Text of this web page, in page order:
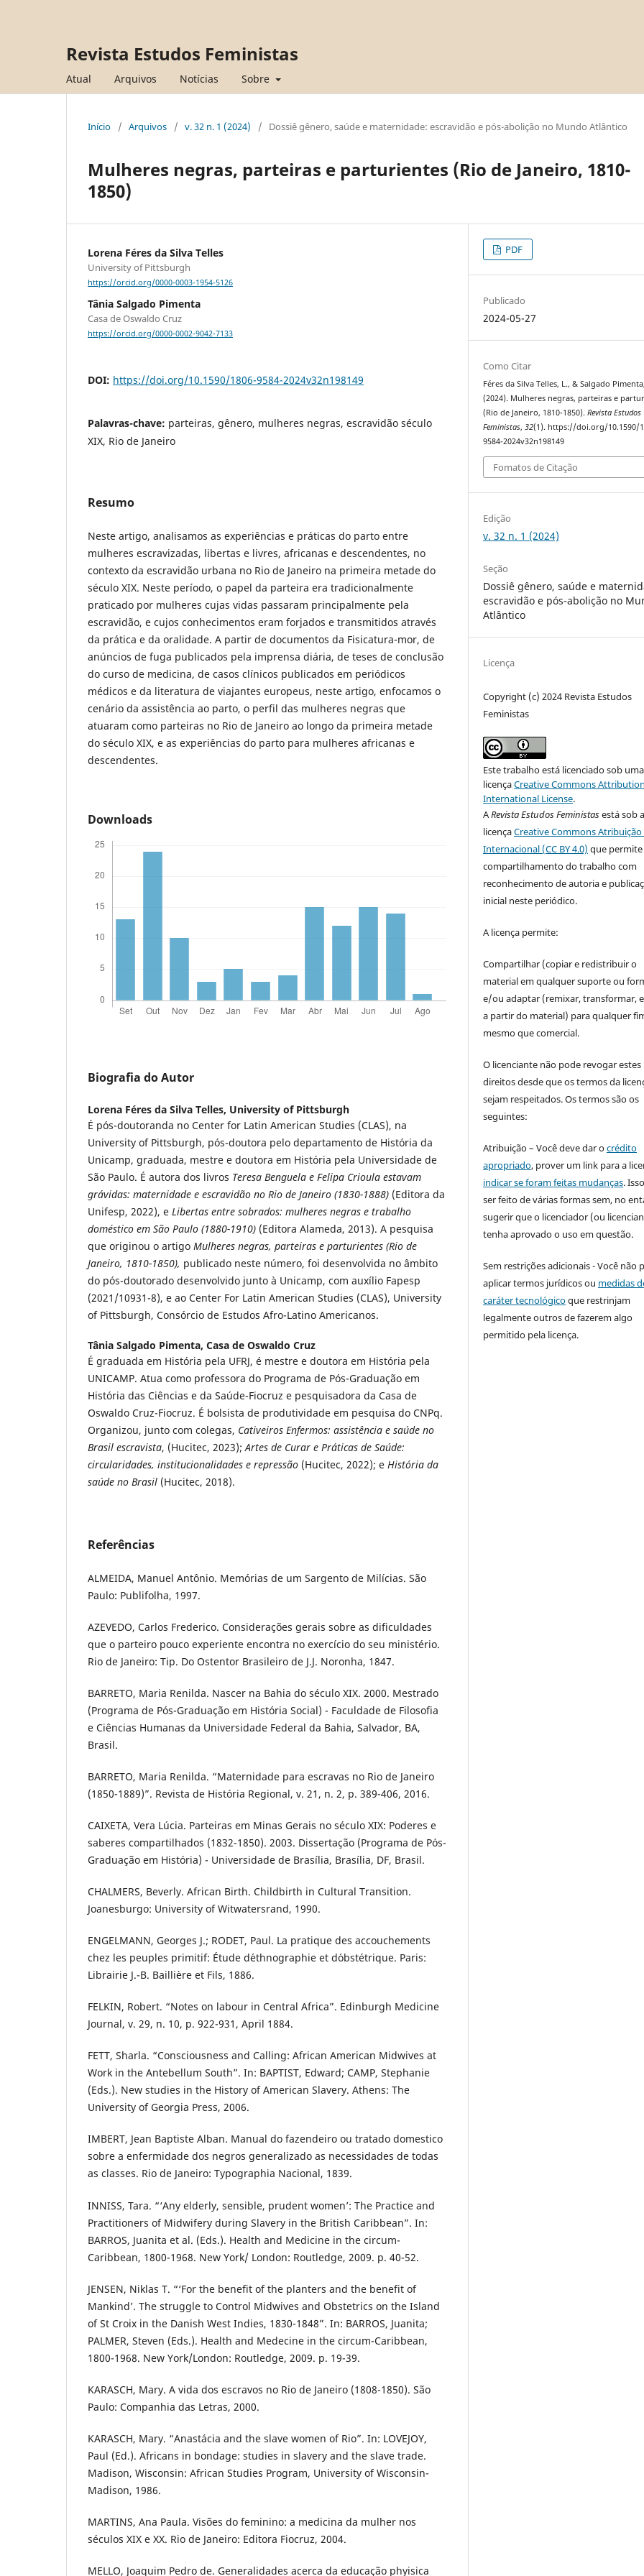
Revista Estudos Feministas
Atual Arquivos Notícias Sobre
Início / Arquivos / v. 32 n. 1 (2024) / Dossiê gênero, saúde e maternidade: escravidão e pós-abolição no Mundo Atlântico
Mulheres negras, parteiras e parturientes (Rio de Janeiro, 1810-
1850)
Lorena Féres da Silva Telles
University of Pittsburgh
https://orcid.org/0000-0003-1954-5126
Tânia Salgado Pimenta
Casa de Oswaldo Cruz
https://orcid.org/0000-0002-9042-7133
DOI: https://doi.org/10.1590/1806-9584-2024v32n198149
Palavras-chave: parteiras, gênero, mulheres negras, escravidão século
XIX, Rio de Janeiro
Resumo
Neste artigo, analisamos as experiências e práticas do parto entre
mulheres escravizadas, libertas e livres, africanas e descendentes, no
contexto da escravidão urbana no Rio de Janeiro na primeira metade do
século XIX. Neste período, o papel da parteira era tradicionalmente
praticado por mulheres cujas vidas passaram principalmente pela
escravidão, e cujos conhecimentos eram forjados e transmitidos através
da prática e da oralidade. A partir de documentos da Fisicatura-mor, de
anúncios de fuga publicados pela imprensa diária, de teses de conclusão
do curso de medicina, de casos clínicos publicados em periódicos
médicos e da literatura de viajantes europeus, neste artigo, enfocamos o
cenário da assistência ao parto, o perfil das mulheres negras que
atuaram como parteiras no Rio de Janeiro ao longo da primeira metade
do século XIX, e as experiências do parto para mulheres africanas e
descendentes.
Downloads
Biografia do Autor
Lorena Féres da Silva Telles, University of Pittsburgh
É pós-doutoranda no Center for Latin American Studies (CLAS), na
University of Pittsburgh, pós-doutora pelo departamento de História da
Unicamp, graduada, mestre e doutora em História pela Universidade de
São Paulo. É autora dos livros Teresa Benguela e Felipa Crioula estavam
grávidas: maternidade e escravidão no Rio de Janeiro (1830-1888) (Editora da
Unifesp, 2022), e Libertas entre sobrados: mulheres negras e trabalho
doméstico em São Paulo (1880-1910) (Editora Alameda, 2013). A pesquisa
que originou o artigo Mulheres negras, parteiras e parturientes (Rio de
Janeiro, 1810-1850), publicado neste número, foi desenvolvida no âmbito
do pós-doutorado desenvolvido junto à Unicamp, com auxílio Fapesp
(2021/10931-8), e ao Center For Latin American Studies (CLAS), University
of Pittsburgh, Consórcio de Estudos Afro-Latino Americanos.
Tânia Salgado Pimenta, Casa de Oswaldo Cruz
É graduada em História pela UFRJ, é mestre e doutora em História pela
UNICAMP. Atua como professora do Programa de Pós-Graduação em
História das Ciências e da Saúde-Fiocruz e pesquisadora da Casa de
Oswaldo Cruz-Fiocruz. É bolsista de produtividade em pesquisa do CNPq.
Organizou, junto com colegas, Cativeiros Enfermos: assistência e saúde no
Brasil escravista, (Hucitec, 2023);Artes de Curar e Práticas de Saúde:
circularidades, institucionalidades e repressão (Hucitec, 2022); e História da
saúde no Brasil (Hucitec, 2018).
Referências
ALMEIDA, Manuel Antônio. Memórias de um Sargento de Milícias. São
Paulo: Publifolha, 1997.
AZEVEDO, Carlos Frederico. Considerações gerais sobre as dificuldades
que o parteiro pouco experiente encontra no exercício do seu ministério.
Rio de Janeiro: Tip. Do Ostentor Brasileiro de J.J. Noronha, 1847.
BARRETO, Maria Renilda. Nascer na Bahia do século XIX. 2000. Mestrado
(Programa de Pós-Graduação em História Social) - Faculdade de Filosofia
e Ciências Humanas da Universidade Federal da Bahia, Salvador, BA,
Brasil.
BARRETO, Maria Renilda. “Maternidade para escravas no Rio de Janeiro
(1850-1889)”. Revista de História Regional, v. 21, n. 2, p. 389-406, 2016.
CAIXETA, Vera Lúcia. Parteiras em Minas Gerais no século XIX: Poderes e
saberes compartilhados (1832-1850). 2003. Dissertação (Programa de Pós-
Graduação em História) - Universidade de Brasília, Brasília, DF, Brasil.
CHALMERS, Beverly. African Birth. Childbirth in Cultural Transition.
Joanesburgo: University of Witwatersrand, 1990.
ENGELMANN, Georges J.; RODET, Paul. La pratique des accouchements
chez les peuples primitif: Étude d´ethnographie et d´obstétrique. Paris:
Librairie J.-B. Baillière et Fils, 1886.
FELKIN, Robert. “Notes on labour in Central Africa”. Edinburgh Medicine
Journal, v. 29, n. 10, p. 922-931, April 1884.
FETT, Sharla. “Consciousness and Calling: African American Midwives at
Work in the Antebellum South”. In: BAPTIST, Edward; CAMP, Stephanie
(Eds.). New studies in the History of American Slavery. Athens: The
University of Georgia Press, 2006.
IMBERT, Jean Baptiste Alban. Manual do fazendeiro ou tratado domestico
sobre a enfermidade dos negros generalizado as necessidades de todas
as classes. Rio de Janeiro: Typographia Nacional, 1839.
INNISS, Tara. “‘Any elderly, sensible, prudent women’: The Practice and
Practitioners of Midwifery during Slavery in the British Caribbean”. In:
BARROS, Juanita et al. (Eds.). Health and Medicine in the circum-
Caribbean, 1800-1968. New York/ London: Routledge, 2009. p. 40-52.
JENSEN, Niklas T. “‘For the benefit of the planters and the benefit of
Mankind’. The struggle to Control Midwives and Obstetrics on the Island
of St Croix in the Danish West Indies, 1830-1848”. In: BARROS, Juanita;
PALMER, Steven (Eds.). Health and Medecine in the circum-Caribbean,
1800-1968. New York/London: Routledge, 2009. p. 19-39.
KARASCH, Mary. A vida dos escravos no Rio de Janeiro (1808-1850). São
Paulo: Companhia das Letras, 2000.
KARASCH, Mary. “Anastácia and the slave women of Rio”. In: LOVEJOY,
Paul (Ed.). Africans in bondage: studies in slavery and the slave trade.
Madison, Wisconsin: African Studies Program, University of Wisconsin-
Madison, 1986.
MARTINS, Ana Paula. Visões do feminino: a medicina da mulher nos
séculos XIX e XX. Rio de Janeiro: Editora Fiocruz, 2004.
MELLO, Joaquim Pedro de. Generalidades acerca da educação phyisica
PDF
Publicado
2024-05-27
Como Citar
Féres da Silva Telles, L., & Salgado
(2024). Mulheres negras, parteiras e
(Rio de Janeiro, 1810-1850).Revista Estudos
Feministas,32(1). https://doi.org/10.1590/
9584-2024v32n198149
Fomatos de Citação
Edição
v. 32 n. 1 (2024)
Seção
Dossiê gênero, saúde e
escravidão e pós-abolição no
Atlântico
Licença
Copyright (c) 2024 Revista Estudos
Feministas
Este trabalho está licenciado sob uma
licençaCreative Commons
International License.
ARevista Estudos Feministasestá sob a
licençaCreative Commons Atribuição
Internacional (CC BY 4.0) que
compartilhamento do trabalho com
reconhecimento de autoria e
inicial neste periódico.
A licença permite:
Compartilhar (copiar e redistribuir o
material em qualquer suporte ou
e/ou adaptar (remixar, transformar,
a partir do material) para qualquer
mesmo que comercial.
O licenciante não pode revogar estes
direitos desde que os termos da
sejam respeitados. Os termos são os
seguintes:
Atribuição – Você deve dar ocrédito
apropriado, prover um link para a
indicar se foram feitas mudanças.
ser feito de várias formas sem, no
sugerir que o licenciador (ou
tenha aprovado o uso em questão.
Sem restrições adicionais - Você não
aplicar termos jurídicos ou medidas
caráter tecnológicoque restrinjam
legalmente outros de fazerem algo
permitido pela licença.